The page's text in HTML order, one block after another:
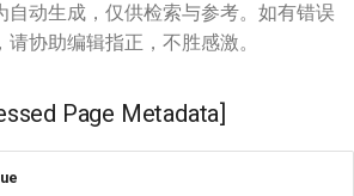
自动生成，仅供检索与参考。如有错误
协助编辑指正，不胜感激。
Page Metadata]